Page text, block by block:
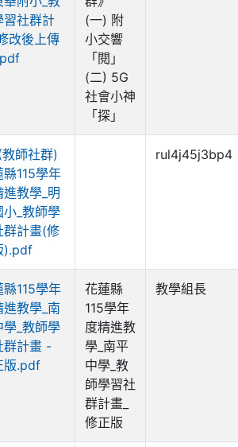
習社群計
改後上傳
(一) 附
小交響
「閱」
(二) 5G
社會小神
「探」
師社群)
縣115學年
進教學_明
小_教師學
群計畫(修
).pdf
rul4j45j3bp4
縣115學年
進教學_南
學_教師學
群計畫 -
版.pdf
花蓮縣
115學年
度精進教
學_南平
中學_教
師學習社
群計畫_
修正版
教學組長